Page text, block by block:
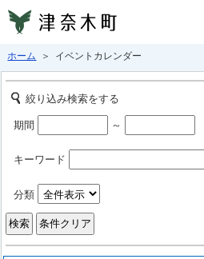
ホーム ＞ イベントカレンダー
絞り込み検索をする
期間 ～
キーワード
分類